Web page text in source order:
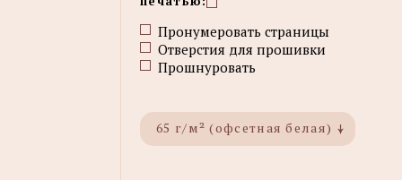
Пронумеровать страницы
Отверстия для прошивки
Прошнуровать
65 г/м² (офсетная белая)